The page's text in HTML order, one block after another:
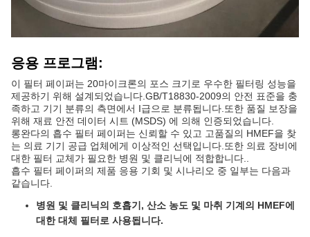
응용 프로그램:
이 필터 페이퍼는 20마이크론의 포스 크기로 우수한 필터링 성능을
제공하기 위해 설계되었습니다.GB/T18830-2009의 안전 표준을 충
족하고 기기 분류의 측면에서 I급으로 분류됩니다.또한 품질 보장을
위해 재료 안전 데이터 시트 (MSDS) 에 의해 인증되었습니다.
롱완다의 흡수 필터 페이퍼는 신뢰할 수 있고 고품질의 HMEF을 찾
는 의료 기기 공급 업체에게 이상적인 선택입니다.또한 의료 장비에
대한 필터 교체가 필요한 병원 및 클리닉에 적합합니다..
흡수 필터 페이퍼의 제품 응용 기회 및 시나리오 중 일부는 다음과
같습니다.
병원 및 클리닉의 호흡기, 산소 농도 및 마취 기계의 HMEF에
대한 대체 필터로 사용됩니다.